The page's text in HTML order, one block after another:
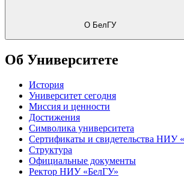
О БелГУ
Об Университете
История
Университет сегодня
Миссия и ценности
Достижения
Символика университета
Сертификаты и свидетельства НИУ
Структура
Официальные документы
Ректор НИУ «БелГУ»